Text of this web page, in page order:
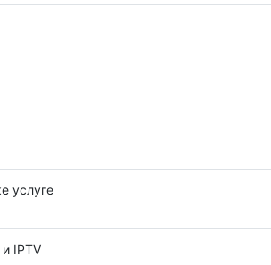
услуге
IPTV